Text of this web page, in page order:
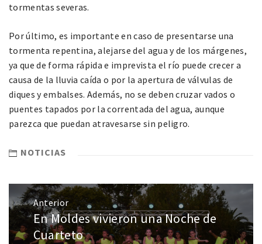
tormentas severas.
Por último, es importante en caso de presentarse una
tormenta repentina, alejarse del agua y de los márgenes,
ya que de forma rápida e imprevista el río puede crecer a
causa de la lluvia caída o por la apertura de válvulas de
diques y embalses. Además, no se deben cruzar vados o
puentes tapados por la correntada del agua, aunque
parezca que puedan atravesarse sin peligro.
NOTICIAS
Anterior
En Moldes vivieron una Noche de
Cuarteto